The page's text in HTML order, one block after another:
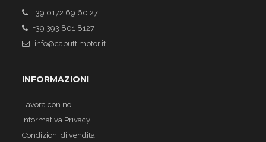
+39 0172 69 60 27
+39 393 801 8127
info@cabuttimotor.it
INFORMAZIONI
Lavora con noi
Informativa Privacy
Condizioni di vendita